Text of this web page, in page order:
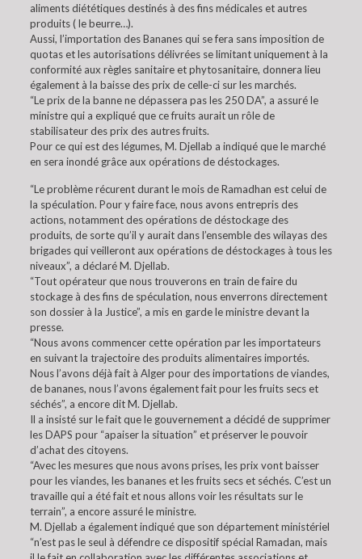
aliments diététiques destinés à des fins médicales et autres
produits ( le beurre…).
Aussi, l’importation des Bananes qui se fera sans imposition de
quotas et les autorisations délivrées se limitant uniquement à la
conformité aux règles sanitaire et phytosanitaire, donnera lieu
également à la baisse des prix de celle-ci sur les marchés.
“Le prix de la banne ne dépassera pas les 250 DA”, a assuré le
ministre qui a expliqué que ce fruits aurait un rôle de
stabilisateur des prix des autres fruits.
Pour ce qui est des légumes, M. Djellab a indiqué que le marché
en sera inondé grâce aux opérations de déstockages.
“Le problème récurent durant le mois de Ramadhan est celui de
la spéculation. Pour y faire face, nous avons entrepris des
actions, notamment des opérations de déstockage des
produits, de sorte qu’il y aurait dans l’ensemble des wilayas des
brigades qui veilleront aux opérations de déstockages à tous les
niveaux”, a déclaré M. Djellab.
“Tout opérateur que nous trouverons en train de faire du
stockage à des fins de spéculation, nous enverrons directement
son dossier à la Justice”, a mis en garde le ministre devant la
presse.
“Nous avons commencer cette opération par les importateurs
en suivant la trajectoire des produits alimentaires importés.
Nous l’avons déjà fait à Alger pour des importations de viandes,
de bananes, nous l’avons également fait pour les fruits secs et
séchés”, a encore dit M. Djellab.
Il a insisté sur le fait que le gouvernement a décidé de supprimer
les DAPS pour “apaiser la situation” et préserver le pouvoir
d’achat des citoyens.
“Avec les mesures que nous avons prises, les prix vont baisser
pour les viandes, les bananes et les fruits secs et séchés. C’est un
travaille qui a été fait et nous allons voir les résultats sur le
terrain”, a encore assuré le ministre.
M. Djellab a également indiqué que son département ministériel
“n’est pas le seul à défendre ce dispositif spécial Ramadan, mais